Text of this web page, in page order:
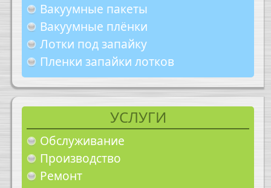
Вакуумные пакеты
Вакуумные плёнки
Лотки под запайку
Пленки запайки лотков
УСЛУГИ
Обслуживание
Производство
Ремонт